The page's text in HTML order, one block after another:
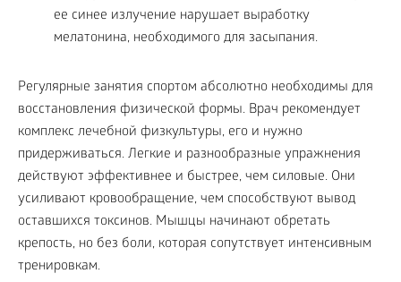
ее синее излучение нарушает выработку
мелатонина, необходимого для засыпания.
Регулярные занятия спортом абсолютно необходимы для
восстановления физической формы. Врач рекомендует
комплекс лечебной физкультуры, его и нужно
придерживаться. Легкие и разнообразные упражнения
действуют эффективнее и быстрее, чем силовые. Они
усиливают кровообращение, чем способствуют вывод
оставшихся токсинов. Мышцы начинают обретать
крепость, но без боли, которая сопутствует интенсивным
тренировкам.